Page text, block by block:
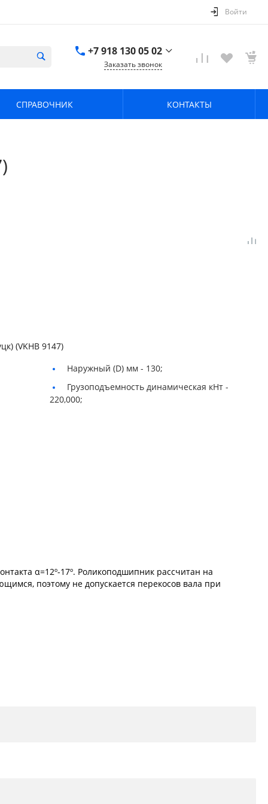
Войти
+7 918 130 05 02
Заказать звонок
СПРАВОЧНИК КОНТАКТЫ
(VKHB 9147)
Наружный (D) мм - 130;
Грузоподъемность динамическая кНт -
220,000;
α=12º-17º. Роликоподшипник рассчитан на
поэтому не допускается перекосов вала при